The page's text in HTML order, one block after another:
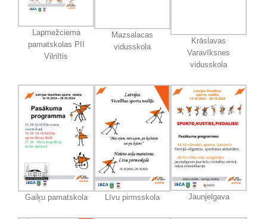
Lapmežciema
pamatskolas PII
Vilnītis
Mazsalacas
vidusskola
Krāslavas
Varavīksnes
vidusskola
Gaiķu pamatskola Līvu pirmsskola Jaunjelgava